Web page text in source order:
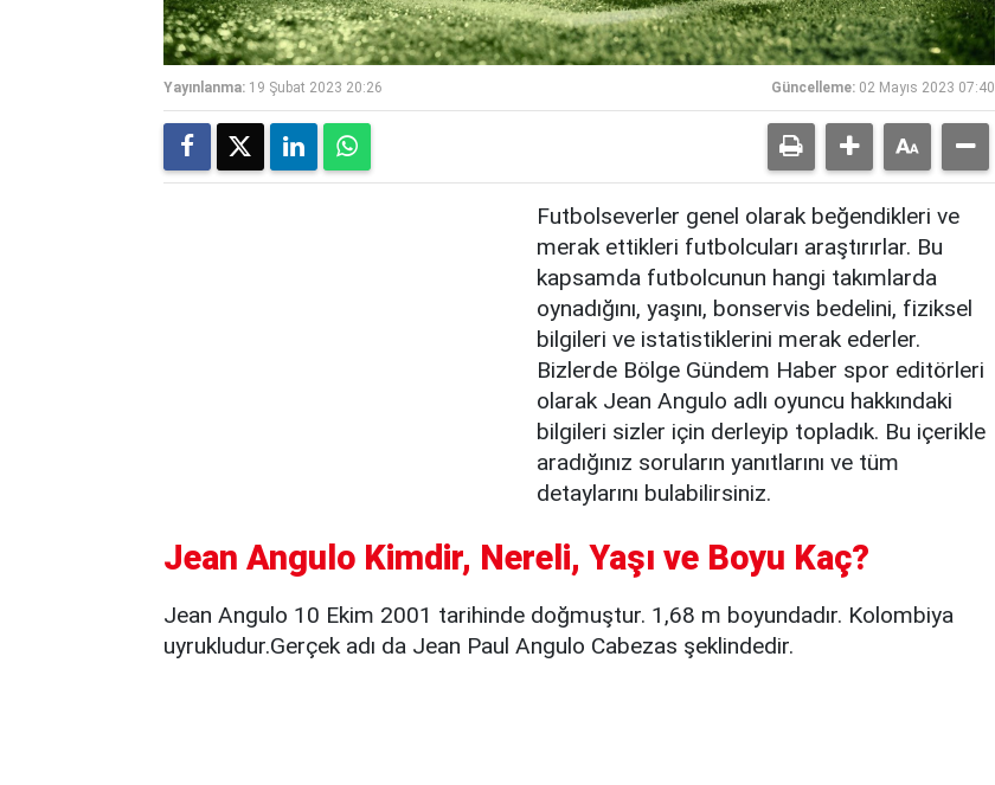
Yayınlanma: 19 Şubat 2023 20:26 Güncelleme: 02 Mayıs 2023 07:40
Futbolseverler genel olarak beğendikleri ve
merak ettikleri futbolcuları araştırırlar. Bu
kapsamda futbolcunun hangi takımlarda
oynadığını, yaşını, bonservis bedelini, fiziksel
bilgileri ve istatistiklerini merak ederler.
Bizlerde Bölge Gündem Haber spor editörleri
olarak Jean Angulo adlı oyuncu hakkındaki
bilgileri sizler için derleyip topladık. Bu içerikle
aradığınız soruların yanıtlarını ve tüm
detaylarını bulabilirsiniz.
Jean Angulo Kimdir, Nereli, Yaşı ve Boyu Kaç?
Jean Angulo 10 Ekim 2001 tarihinde doğmuştur. 1,68 m boyundadır. Kolombiya
uyrukludur.Gerçek adı da Jean Paul Angulo Cabezas şeklindedir.